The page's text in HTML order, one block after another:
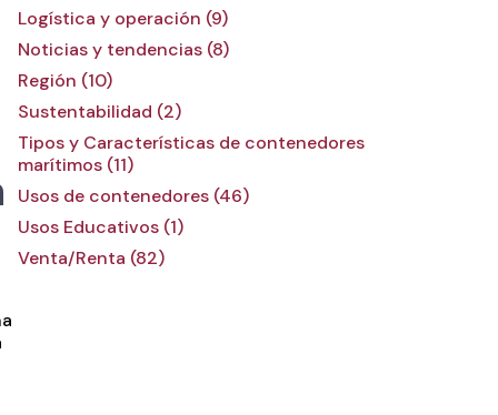
Logística y operación (9)
Noticias y tendencias (8)
Región (10)
Sustentabilidad (2)
Tipos y Características de contenedores
marítimos (11)
Usos de contenedores (46)
Usos Educativos (1)
Venta/Renta (82)